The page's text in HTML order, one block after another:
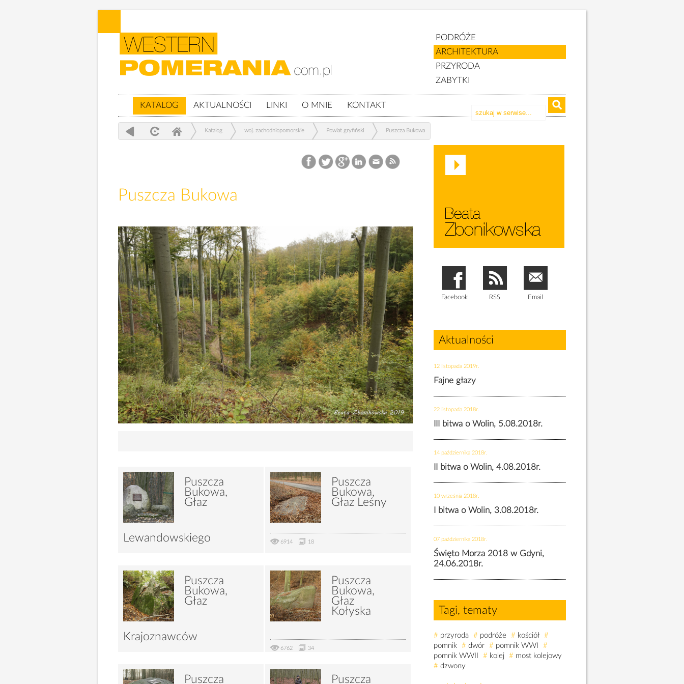
PODRÓŻE
ARCHITEKTURA
PRZYRODA
ZABYTKI
KATALOG AKTUALNOŚCI LINKI O MNIE KONTAKT
Katalog woj. zachodniopomorskie Powiat gryfiński Puszcza Bukowa
Puszcza Bukowa
Puszcza
Bukowa,
Głaz
Lewandowskiego
6848 15
Puszcza
Bukowa,
Głaz Leśny
6914 18
Puszcza
Bukowa,
Głaz
Krajoznawców
7982 58
Puszcza
Bukowa,
Głaz
Kołyska
6762 34
Puszcza
Puszcza
Facebook RSS Email
Aktualności
12 listopada 2019r.
Fajne głazy
22 listopada 2018r.
III bitwa o Wolin, 5.08.2018r.
14 października 2018r.
II bitwa o Wolin, 4.08.2018r.
10 września 2018r.
I bitwa o Wolin, 3.08.2018r.
07 października 2018r.
Święto Morza 2018 w Gdyni,
24.06.2018r.
Tagi, tematy
# przyroda # podróże # kościół #
pomnik # dwór # pomnik WWI
#
pomnik WWII
# kolej # most kolejowy
# dzwony